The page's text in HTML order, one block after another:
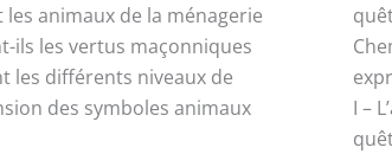
les animaux de la ménagerie
ils les vertus maçonniques
les différents niveaux de
des symboles animaux
I –